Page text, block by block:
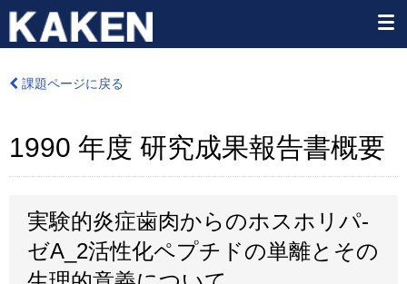
課題ページに戻る
1990 年度 研究成果報告書概要
実験的炎症歯肉からのホスホリパ-
ゼA_2活性化ペプチドの単離とその